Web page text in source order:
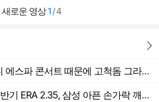
새로운 영상1 / 4
롯데 없는 부산을 지키더니 에스파 콘서트 때문에 고척돔 그라운드 못 밟는다..키움의 불운, 푹 쉰 걸로 만족하세요
박진만 쓴소리 직격탄→후반기 ERA 2.35, 삼성 아픈 손가락 깨어난다.."폼 교정하면서 구위·제구↑"